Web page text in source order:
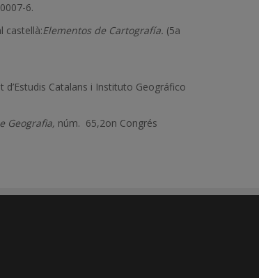
6.
castellà:Elementos de Cartografía. (5a
d’Estudis Catalans i Instituto Geográfico
Geografia, núm. 65,2on Congrés